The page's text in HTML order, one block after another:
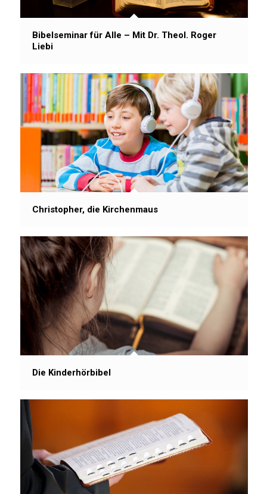
Bibelseminar für Alle – Mit Dr. Theol. Roger
Liebi
Christopher, die Kirchenmaus
Die Kinderhörbibel